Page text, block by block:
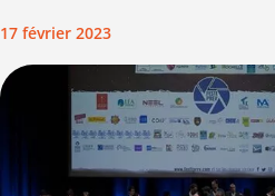
17 février 2023